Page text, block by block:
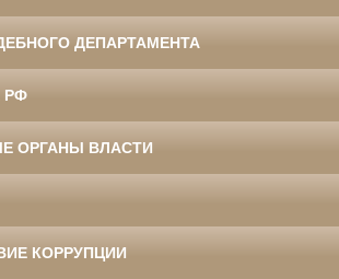
ДЕПАРТАМЕНТА
РФ
ОРГАНЫ ВЛАСТИ
КОРРУПЦИИ